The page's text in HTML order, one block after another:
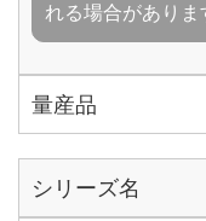
れる場合がありま
量産品
シリーズ名